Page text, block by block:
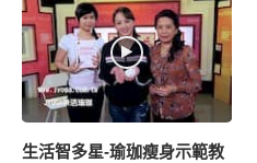
生活智多星-瑜珈瘦身示範教